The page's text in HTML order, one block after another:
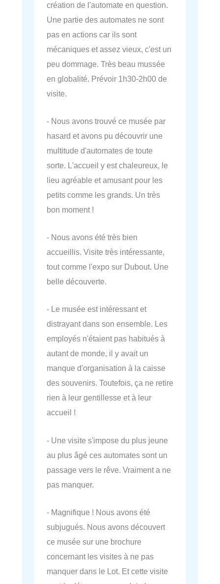
création de l'automate en question.
Une partie des automates ne sont
pas en actions car ils sont
mécaniques et assez vieux, c'est un
peu dommage. Très beau mussée
en globalité. Prévoir 1h30-2h00 de
visite.
- Nous avons trouvé ce musée par
hasard et avons pu découvrir une
multitude d'automates de toute
sorte. L'accueil y est chaleureux, le
lieu agréable et amusant pour les
petits comme les grands. Un très
bon moment !
- Nous avons été très bien
accueillis. Visite très intéressante,
tout comme l'expo sur Dubout. Une
belle découverte.
- Le musée est intéressant et
distrayant dans son ensemble. Les
employés n'étaient pas habitués à
autant de monde, il y avait un
manque d'organisation à la caisse
des souvenirs. Toutefois, ça ne retire
rien à leur gentillesse et à leur
accueil !
- Une visite s'impose du plus jeune
au plus âgé ces automates sont un
passage vers le rêve. Vraiment a ne
pas manquer.
- Magnifique ! Nous avons été
subjugués. Nous avons découvert
ce musée sur une brochure
concernant les visites à ne pas
manquer dans le Lot. Et cette visite